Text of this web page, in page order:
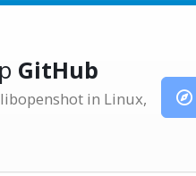
GitHub
in Linux,